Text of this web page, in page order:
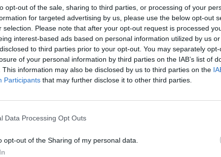
opt-out of the sale, sharing to third parties, or processing of your
for targeted advertising by us, please use the below opt-out
selection. Please note that after your opt-out request is processed
interest-based ads based on personal information utilized by us
to third parties prior to your opt-out. You may separately
of your personal information by third parties on the IAB’s list of
This information may also be disclosed by us to third parties on the
Participants that may further disclose it to other third parties.
Data Processing Opt Outs
opt-out of the Sharing of my personal data.
cyklistické štafety COP
Účastníci vyrazili z
Belému, kde se konala
konference smluvních
národů (OSN) o změně
se v listopadu uskuteční 31.
konferencideset návrhůna
necelé tři dny. Včera
hl. m. Prahy Jana
velká ropná skvrna z